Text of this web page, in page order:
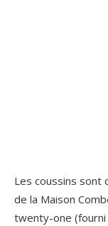
Les coussins sont
de la Maison
twenty-one (fourni